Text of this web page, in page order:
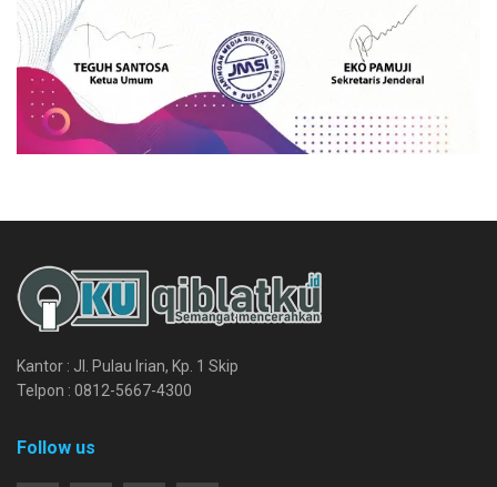
Kantor : Jl. Pulau Irian, Kp. 1 Skip
Telpon : 0812-5667-4300
Follow us